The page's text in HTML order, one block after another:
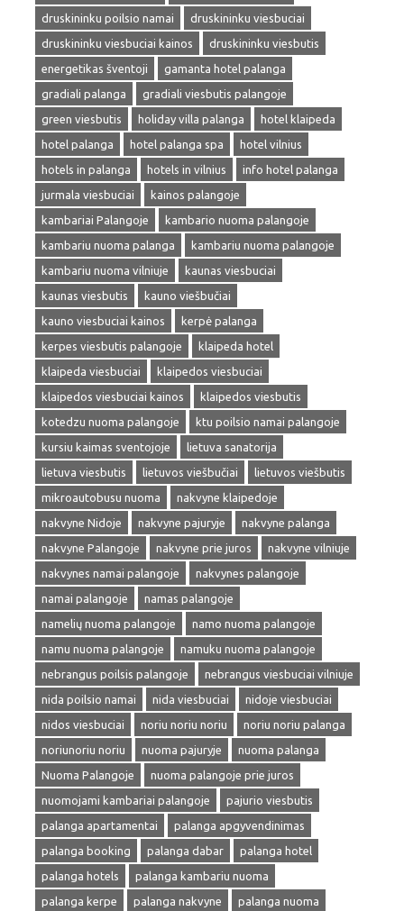
druskininku poilsio namai
druskininku viesbuciai
druskininku viesbuciai kainos
druskininku viesbutis
energetikas šventoji
gamanta hotel palanga
gradiali palanga
gradiali viesbutis palangoje
green viesbutis
holiday villa palanga
hotel klaipeda
hotel palanga
hotel palanga spa
hotel vilnius
hotels in palanga
hotels in vilnius
info hotel palanga
jurmala viesbuciai
kainos palangoje
kambariai Palangoje
kambario nuoma palangoje
kambariu nuoma palanga
kambariu nuoma palangoje
kambariu nuoma vilniuje
kaunas viesbuciai
kaunas viesbutis
kauno viešbučiai
kauno viesbuciai kainos
kerpė palanga
kerpes viesbutis palangoje
klaipeda hotel
klaipeda viesbuciai
klaipedos viesbuciai
klaipedos viesbuciai kainos
klaipedos viesbutis
kotedzu nuoma palangoje
ktu poilsio namai palangoje
kursiu kaimas sventojoje
lietuva sanatorija
lietuva viesbutis
lietuvos viešbučiai
lietuvos viešbutis
mikroautobusu nuoma
nakvyne klaipedoje
nakvyne Nidoje
nakvyne pajuryje
nakvyne palanga
nakvyne Palangoje
nakvyne prie juros
nakvyne vilniuje
nakvynes namai palangoje
nakvynes palangoje
namai palangoje
namas palangoje
namelių nuoma palangoje
namo nuoma palangoje
namu nuoma palangoje
namuku nuoma palangoje
nebrangus poilsis palangoje
nebrangus viesbuciai vilniuje
nida poilsio namai
nida viesbuciai
nidoje viesbuciai
nidos viesbuciai
noriu noriu noriu
noriu noriu palanga
noriunoriu noriu
nuoma pajuryje
nuoma palanga
Nuoma Palangoje
nuoma palangoje prie juros
nuomojami kambariai palangoje
pajurio viesbutis
palanga apartamentai
palanga apgyvendinimas
palanga booking
palanga dabar
palanga hotel
palanga hotels
palanga kambariu nuoma
palanga kerpe
palanga nakvyne
palanga nuoma